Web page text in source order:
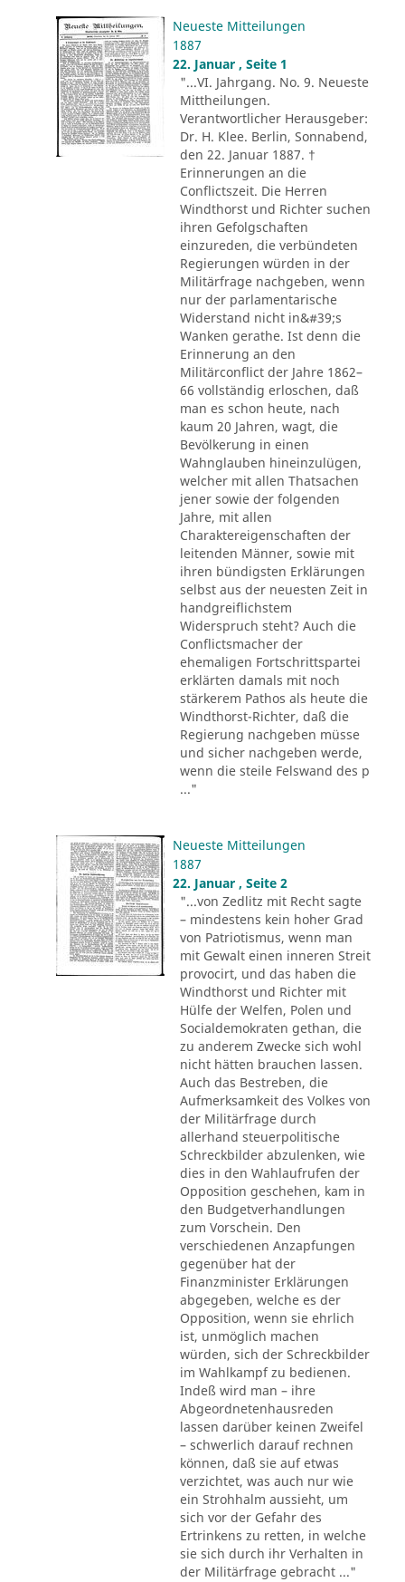
Neueste Mitteilungen
1887
22. Januar , Seite 1
"...VI. Jahrgang. No. 9. Neueste
Mittheilungen.
Verantwortlicher Herausgeber:
Dr. H. Klee. Berlin, Sonnabend,
den 22. Januar 1887. †
Erinnerungen an die
Conflictszeit. Die Herren
Windthorst und Richter suchen
ihren Gefolgschaften
einzureden, die verbündeten
Regierungen würden in der
Militärfrage nachgeben, wenn
nur der parlamentarische
Widerstand nicht in&#39;s
Wanken gerathe. Ist denn die
Erinnerung an den
Militärconflict der Jahre 1862–
66 vollständig erloschen, daß
man es schon heute, nach
kaum 20 Jahren, wagt, die
Bevölkerung in einen
Wahnglauben hineinzulügen,
welcher mit allen Thatsachen
jener sowie der folgenden
Jahre, mit allen
Charaktereigenschaften der
leitenden Männer, sowie mit
ihren bündigsten Erklärungen
selbst aus der neuesten Zeit in
handgreiflichstem
Widerspruch steht? Auch die
Conflictsmacher der
ehemaligen Fortschrittspartei
erklärten damals mit noch
stärkerem Pathos als heute die
Windthorst-Richter, daß die
Regierung nachgeben müsse
und sicher nachgeben werde,
wenn die steile Felswand des p
..."
Neueste Mitteilungen
1887
22. Januar , Seite 2
"...von Zedlitz mit Recht sagte
– mindestens kein hoher Grad
von Patriotismus, wenn man
mit Gewalt einen inneren Streit
provocirt, und das haben die
Windthorst und Richter mit
Hülfe der Welfen, Polen und
Socialdemokraten gethan, die
zu anderem Zwecke sich wohl
nicht hätten brauchen lassen.
Auch das Bestreben, die
Aufmerksamkeit des Volkes von
der Militärfrage durch
allerhand steuerpolitische
Schreckbilder abzulenken, wie
dies in den Wahlaufrufen der
Opposition geschehen, kam in
den Budgetverhandlungen
zum Vorschein. Den
verschiedenen Anzapfungen
gegenüber hat der
Finanzminister Erklärungen
abgegeben, welche es der
Opposition, wenn sie ehrlich
ist, unmöglich machen
würden, sich der Schreckbilder
im Wahlkampf zu bedienen.
Indeß wird man – ihre
Abgeordnetenhausreden
lassen darüber keinen Zweifel
– schwerlich darauf rechnen
können, daß sie auf etwas
verzichtet, was auch nur wie
ein Strohhalm aussieht, um
sich vor der Gefahr des
Ertrinkens zu retten, in welche
sie sich durch ihr Verhalten in
der Militärfrage gebracht ..."